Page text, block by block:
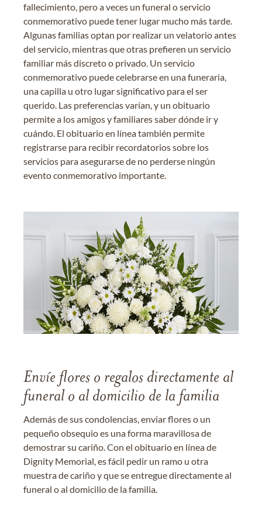
fallecimiento, pero a veces un funeral o servicio
conmemorativo puede tener lugar mucho más tarde.
Algunas familias optan por realizar un velatorio antes
del servicio, mientras que otras prefieren un servicio
familiar más discreto o privado. Un servicio
conmemorativo puede celebrarse en una funeraria,
una capilla u otro lugar significativo para el ser
querido. Las preferencias varían, y un obituario
permite a los amigos y familiares saber dónde ir y
cuándo. El obituario en línea también permite
registrarse para recibir recordatorios sobre los
servicios para asegurarse de no perderse ningún
evento conmemorativo importante.
Envíe flores o regalos directamente al
funeral o al domicilio de la familia
Además de sus condolencias, enviar flores o un
pequeño obsequio es una forma maravillosa de
demostrar su cariño. Con el obituario en línea de
Dignity Memorial, es fácil pedir un ramo u otra
muestra de cariño y que se entregue directamente al
funeral o al domicilio de la familia.